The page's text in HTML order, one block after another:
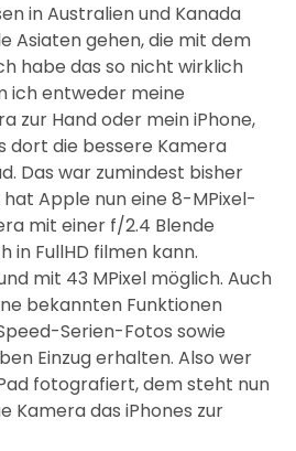
in Australien und Kanada
Asiaten gehen, die mit dem
habe das so nicht wirklich
ich entweder meine
zur Hand oder mein iPhone,
dort die bessere Kamera
Das war zumindest bisher
hat Apple nun eine 8-MPixel-
mit einer f/2.4 Blende
in FullHD filmen kann.
mit 43 MPixel möglich. Auch
bekannten Funktionen
Serien-Fotos sowie
Einzug erhalten. Also wer
fotografiert, dem steht nun
Kamera das iPhones zur